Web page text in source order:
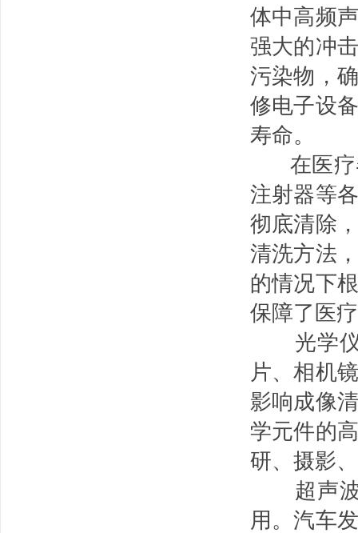
体中高频
强大的冲
污染物，
修电子设
寿命。
在医疗
注射器等
彻底清除
清洗方法
的情况下
保障了医
光学仪
片、相机
影响成像
学元件的
研、摄影
超声波
用。汽车